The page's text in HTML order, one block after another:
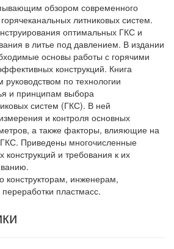
обзором современного
литниковых систем.
оптимальных ГКС и
в литье под давлением. В издании
основы работы с горячими
конструкций. Книга
руководством по технологии
и принципам выбора
систем (ГКС). В ней
и контроля основных
а также факторы, влияющие на
Приведены многочисленные
и требования к их
конструкторам, инженерам,
пластмасс.